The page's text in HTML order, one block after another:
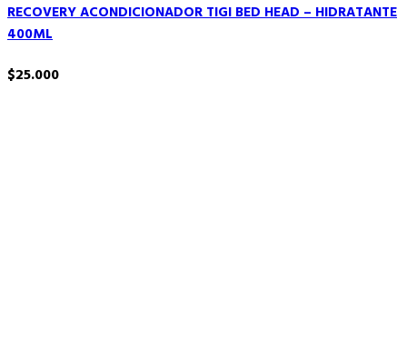
RECOVERY ACONDICIONADOR TIGI BED HEAD – HIDRATANTE
400ML
$25.000